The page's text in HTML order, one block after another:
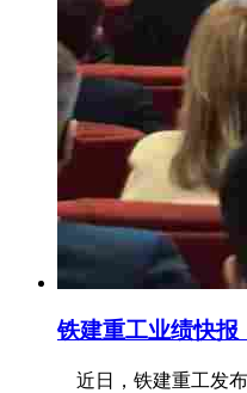
铁建重工业绩快报
近日，铁建重工发布